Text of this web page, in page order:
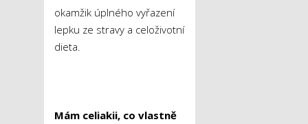
okamžik úplného vyřazení
lepku ze stravy a celoživotní
dieta.
Mám celiakii, co vlastně